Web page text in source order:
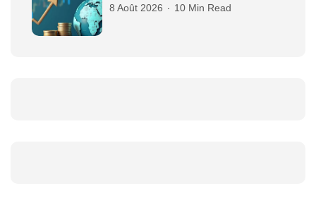
8 Août 2026 10 Min Read